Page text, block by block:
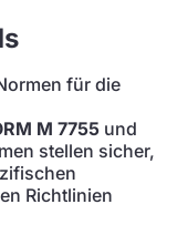
für die
M 7755 und
stellen sicher,
Richtlinien